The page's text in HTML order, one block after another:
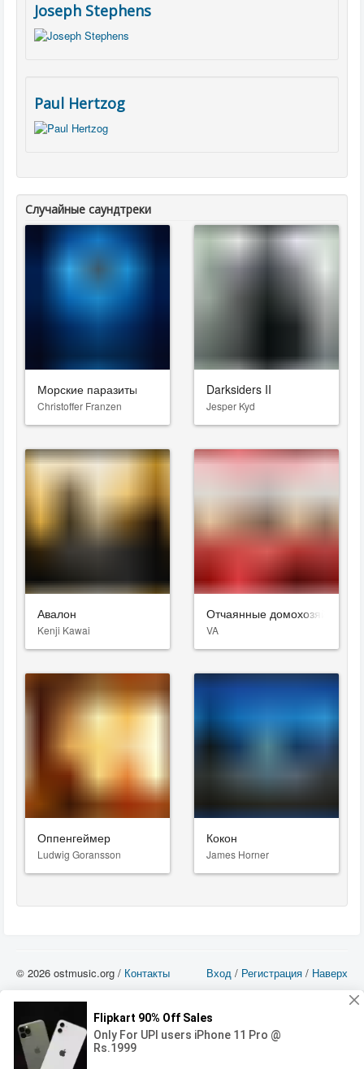
Joseph Stephens
Paul Hertzog
Случайные саундтреки
Морские паразиты
Christoffer Franzen
Darksiders II
Jesper Kyd
Авалон
Kenji Kawai
Отчаянные домохозяйки
VA
Оппенгеймер
Ludwig Goransson
Кокон
James Horner
Вход / Регистрация / Наверх
© 2026 ostmusic.org / Контакты
можете использовать такие материалы только в том в случае, если
использование производится с ознакомительными целями - для прочих целей
вы должны приобрести лицензионную запись.